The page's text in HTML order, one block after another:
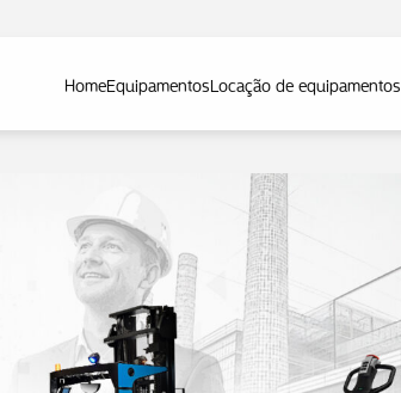
HomeEquipamentosLocação de equipamentos